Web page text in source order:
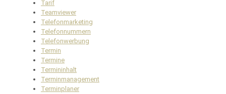
Tarif
Teamviewer
Telefonmarketing
Telefonnummern
Telefonwerbung
Termin
Termine
Termininhalt
Terminmanagement
Terminplaner